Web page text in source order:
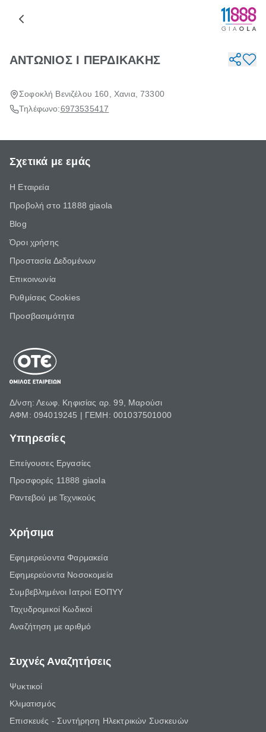
ΑΝΤΩΝΙΟΣ Ι ΠΕΡΔΙΚΑΚΗΣ
Σοφοκλή Βενιζέλου 160, Χανια, 73300
Τηλέφωνο:6973535417
Σχετικά με εμάς
Η Εταιρεία
Προβολή στο 11888 giaola
Blog
Όροι χρήσης
Προστασία Δεδομένων
Επικοινωνία
Ρυθμίσεις Cookies
Προσβασιμότητα
Δ/νση: Λεωφ. Κηφισίας αρ. 99, Μαρούσι
ΑΦΜ: 094019245 | ΓΕΜΗ: 001037501000
Υπηρεσίες
Επείγουσες Εργασίες
Προσφορές 11888 giaola
Ραντεβού με Τεχνικούς
Χρήσιμα
Εφημερεύοντα Φαρμακεία
Εφημερεύοντα Νοσοκομεία
Συμβεβλημένοι Ιατροί ΕΟΠΥΥ
Ταχυδρομικοί Κωδικοί
Αναζήτηση με αριθμό
Συχνές Αναζητήσεις
Ψυκτικοί
Κλιματισμός
Επισκευές - Συντήρηση Ηλεκτρικών Συσκευών